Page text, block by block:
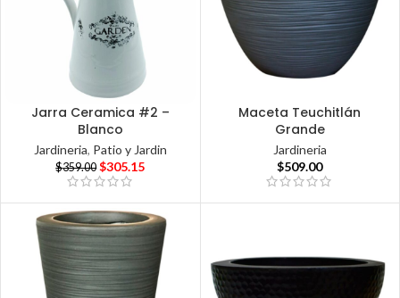
Jarra Ceramica #2 –
Blanco
Jardineria, Patio y Jardin
$359.00 $305.15
Maceta Teuchitlán
Grande
Jardineria
$509.00